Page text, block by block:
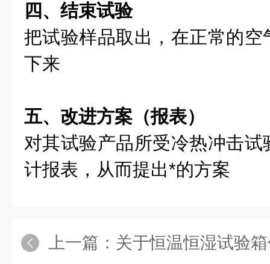
四、结束试验
把试验样品取出，在正常的
下来
五、改进方案（报表）
对其试验产品所受冷热冲击
计报表，从而提出*的方案
上一篇： 关于恒温恒湿试验